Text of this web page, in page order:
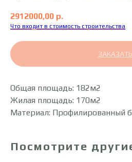
2912000,00 р.
Что входит в стоимость строительства
ЗАКАЗАТЬ
Общая площадь: 182м2
Жилая площадь: 170м2
Материал: Профилированный
Посмотрите